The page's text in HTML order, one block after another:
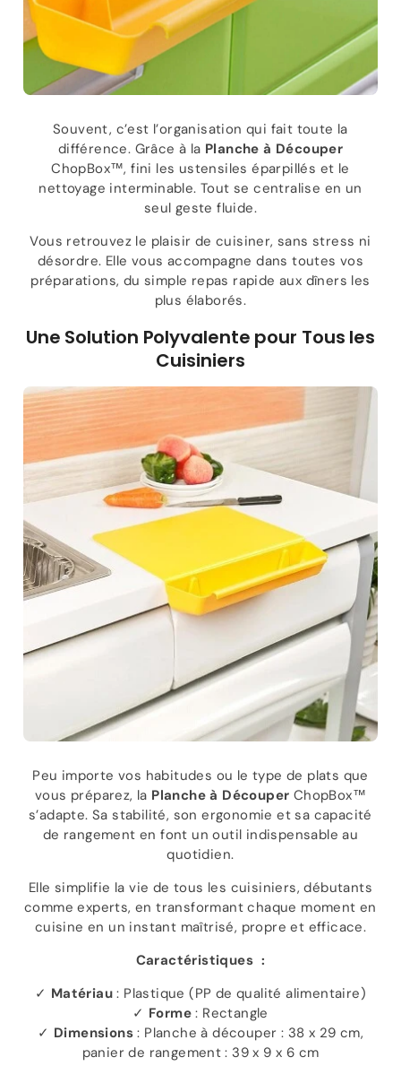
Souvent, c’est l’organisation qui fait toute la
différence. Grâce à la Planche à Découper
ChopBox™, fini les ustensiles éparpillés et le
nettoyage interminable. Tout se centralise en un
seul geste fluide.
Vous retrouvez le plaisir de cuisiner, sans stress ni
désordre. Elle vous accompagne dans toutes vos
préparations, du simple repas rapide aux dîners les
plus élaborés.
Une Solution Polyvalente pour Tous les
Cuisiniers
Peu importe vos habitudes ou le type de plats que
vous préparez, la Planche à Découper ChopBox™
s’adapte. Sa stabilité, son ergonomie et sa capacité
de rangement en font un outil indispensable au
quotidien.
Elle simplifie la vie de tous les cuisiniers, débutants
comme experts, en transformant chaque moment en
cuisine en un instant maîtrisé, propre et efficace.
Caractéristiques :
✓ Matériau : Plastique (PP de qualité alimentaire)
✓ Forme : Rectangle
✓ Dimensions: Planche à découper : 38 x 29 cm,
panier de rangement : 39 x 9 x 6 cm